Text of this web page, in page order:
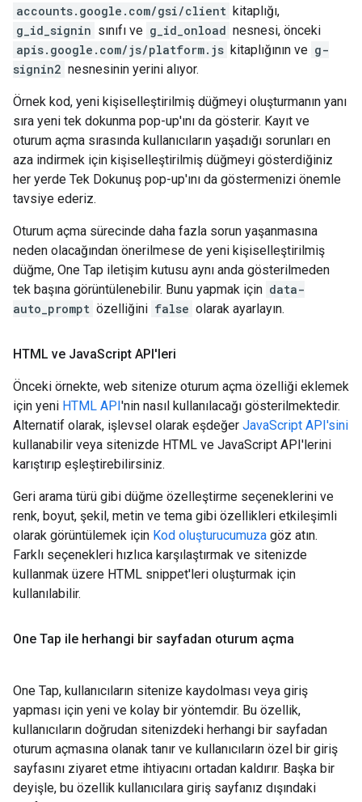
accounts.google.com/gsi/client kitaplığı,
g_id_signin sınıfı ve g_id_onload nesnesi, önceki
apis.google.com/js/platform.js kitaplığının ve g-
signin2 nesnesinin yerini alıyor.
Örnek kod, yeni kişiselleştirilmiş düğmeyi oluşturmanın yanı
sıra yeni tek dokunma pop-up'ını da gösterir. Kayıt ve
oturum açma sırasında kullanıcıların yaşadığı sorunları en
aza indirmek için kişiselleştirilmiş düğmeyi gösterdiğiniz
her yerde Tek Dokunuş pop-up'ını da göstermenizi önemle
tavsiye ederiz.
Oturum açma sürecinde daha fazla sorun yaşanmasına
neden olacağından önerilmese de yeni kişiselleştirilmiş
düğme, One Tap iletişim kutusu aynı anda gösterilmeden
tek başına görüntülenebilir. Bunu yapmak için data-
auto_prompt özelliğini false olarak ayarlayın.
HTML ve JavaScript API'leri
Önceki örnekte, web sitenize oturum açma özelliği eklemek
için yeni HTML API'nin nasıl kullanılacağı gösterilmektedir.
Alternatif olarak, işlevsel olarak eşdeğer JavaScript API'sini
kullanabilir veya sitenizde HTML ve JavaScript API'lerini
karıştırıp eşleştirebilirsiniz.
Geri arama türü gibi düğme özelleştirme seçeneklerini ve
renk, boyut, şekil, metin ve tema gibi özellikleri etkileşimli
olarak görüntülemek için Kod oluşturucumuza göz atın.
Farklı seçenekleri hızlıca karşılaştırmak ve sitenizde
kullanmak üzere HTML snippet'leri oluşturmak için
kullanılabilir.
One Tap ile herhangi bir sayfadan oturum açma
One Tap, kullanıcıların sitenize kaydolması veya giriş
yapması için yeni ve kolay bir yöntemdir. Bu özellik,
kullanıcıların doğrudan sitenizdeki herhangi bir sayfadan
oturum açmasına olanak tanır ve kullanıcıların özel bir giriş
sayfasını ziyaret etme ihtiyacını ortadan kaldırır. Başka bir
deyişle, bu özellik kullanıcılara giriş sayfanız dışındaki